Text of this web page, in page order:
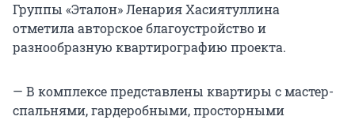
Группы «Эталон» Ленария Хасиятуллина
отметила авторское благоустройство и
разнообразную квартирографию проекта.
— В комплексе представлены квартиры с мастер-
спальнями, гардеробными, просторными